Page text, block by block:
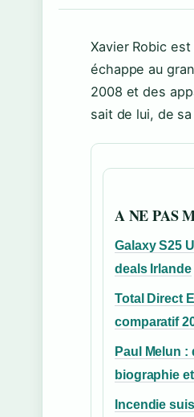
Xavier Robic
échappe au
2008 et des
sait de lui, de
A NE PAS
Galaxy S25
deals Irlande
Total Direct
comparatif
Paul Melun :
biographie
Incendie